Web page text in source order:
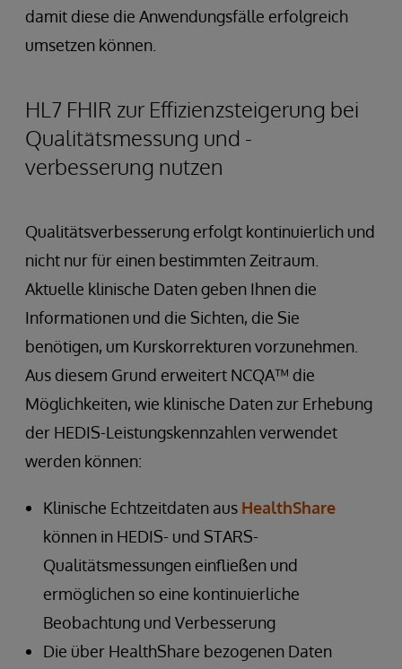
damit diese die Anwendungsfälle erfolgreich
umsetzen können.
HL7 FHIR zur Effizienzsteigerung bei
Qualitätsmessung und -
verbesserung nutzen
Qualitätsverbesserung erfolgt kontinuierlich und
nicht nur für einen bestimmten Zeitraum.
Aktuelle klinische Daten geben Ihnen die
Informationen und die Sichten, die Sie
benötigen, um Kurskorrekturen vorzunehmen.
Aus diesem Grund erweitert NCQA™ die
Möglichkeiten, wie klinische Daten zur Erhebung
der HEDIS-Leistungskennzahlen verwendet
werden können:
Klinische Echtzeitdaten aus HealthShare
können in HEDIS- und STARS-
Qualitätsmessungen einfließen und
ermöglichen so eine kontinuierliche
Beobachtung und Verbesserung
Die über HealthShare bezogenen Daten